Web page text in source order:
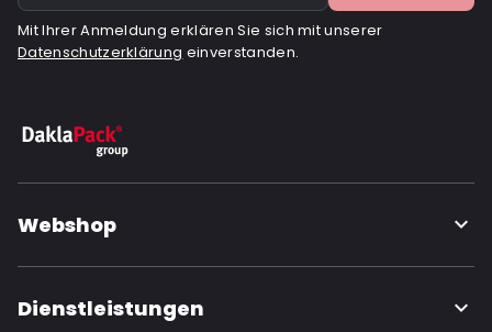
Mit Ihrer Anmeldung erklären Sie sich mit unserer
Datenschutzerklärung einverstanden.
Webshop
Dienstleistungen